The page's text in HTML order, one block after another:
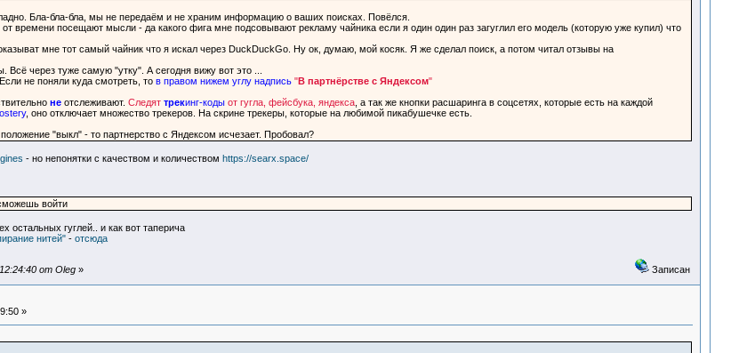
Бла-бла-бла, мы не передаём и не храним информацию о ваших поисках. Повёлся.
времени посещают мысли - да какого фига мне подсовывают рекламу чайника если я один один раз загуглил его модель (которую уже купил) что
мне тот самый чайник что я искал через DuckDuckGo. Ну ок, думаю, мой косяк. Я же сделал поиск, а потом читал отзывы на
через туже самую "утку". А сегодня вижу вот это ...
не поняли куда смотреть, то в правом нижем углу надпись"В партнёрстве с Яндексом"
неотслеживают. Следят трекинг-кодыот гугла, фейсбука, яндекса, а так же кнопки расшаринга в соцсетях, которые есть на каждой
, оно отключает множество трекеров. На скрине трекеры, которые на любимой пикабушечке есть.
"выкл" - то партнерство с Яндексом исчезает. Пробовал?
- но непонятки с качеством и количеством https://searx.space/
войти
остальных гуглей.. и как вот таперича
нитей"- отсюда
от Oleg» Записан
»